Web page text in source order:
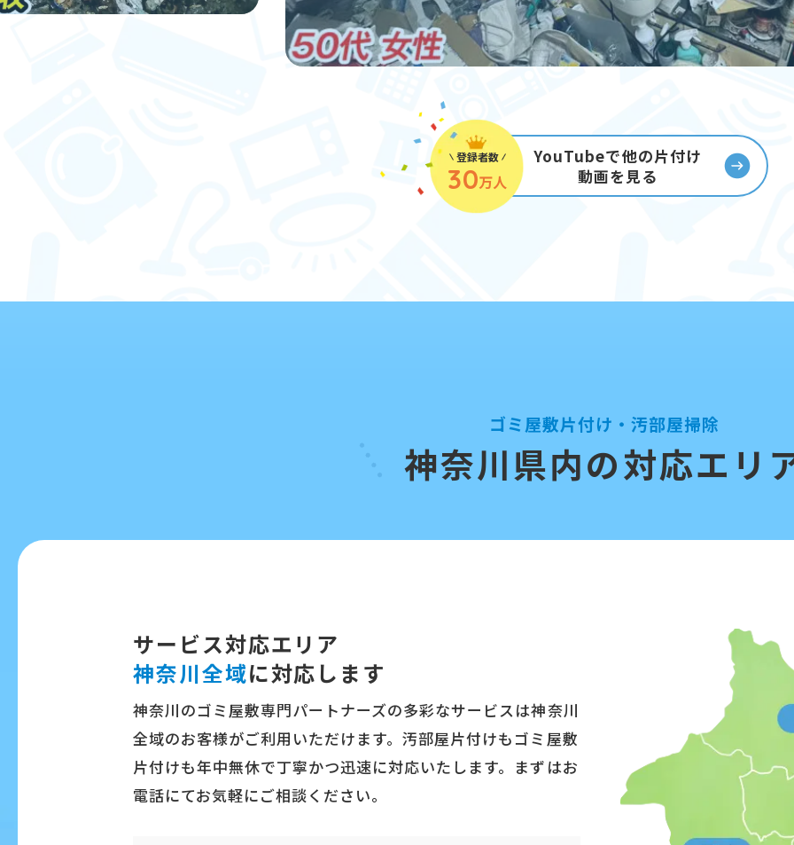
登録者数
30万人
YouTubeで他の片付け
動画を見る
ゴミ屋敷片付け・汚部屋掃除
神奈川県内の対応エリ
サービス対応エリア
神奈川全域に対応します
神奈川のゴミ屋敷専門パートナーズの多彩なサービスは神奈川
全域のお客様がご利用いただけます。汚部屋片付けもゴミ屋敷
片付けも年中無休で丁寧かつ迅速に対応いたします。まずはお
電話にてお気軽にご相談ください。